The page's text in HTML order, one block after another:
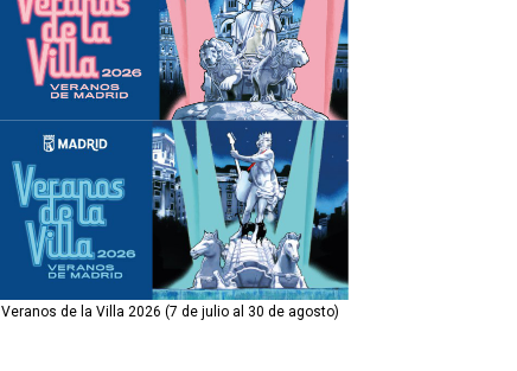
Veranos de la Villa 2026 (7 de julio al 30 de agosto)